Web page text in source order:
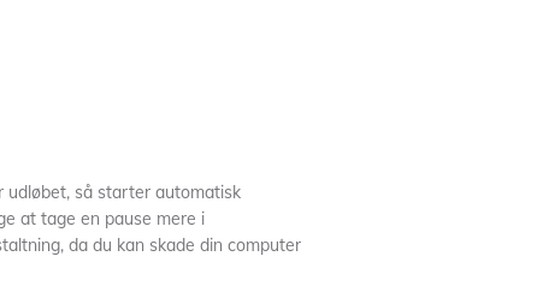
udløbet, så starter automatisk
at tage en pause mere i
da du kan skade din computer